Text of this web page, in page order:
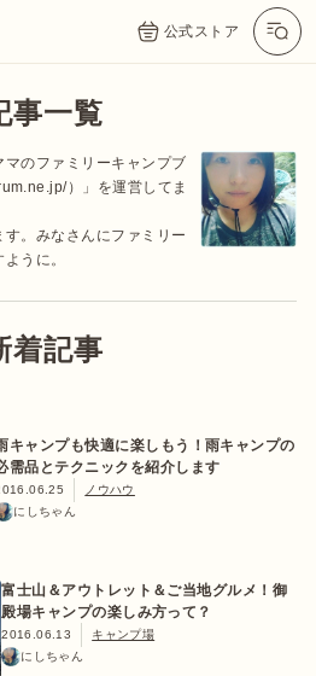
公式ストア
事一覧
のファミリーキャンプブ
）」を運営してま
。みなさんにファミリー
うに。
着記事
キャンプも快適に楽しもう！雨キャンプの
需品とテクニックを紹介します
ノウハウ
にしちゃん
富士山＆アウトレット＆ご当地グルメ！御
殿場キャンプの楽しみ方って？
2016.06.13
キャンプ場
にしちゃん
Instagram
ストア